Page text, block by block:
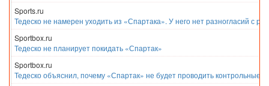
Sports.ru
Тедеско не намерен уходить из «Спартака». У него нет разногласий с
Sportbox.ru
Тедеско не планирует покидать «Спартак»
Sportbox.ru
Тедеско объяснил, почему «Спартак» не будет проводить контрольные